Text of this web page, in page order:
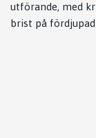
utförande, med
brist på